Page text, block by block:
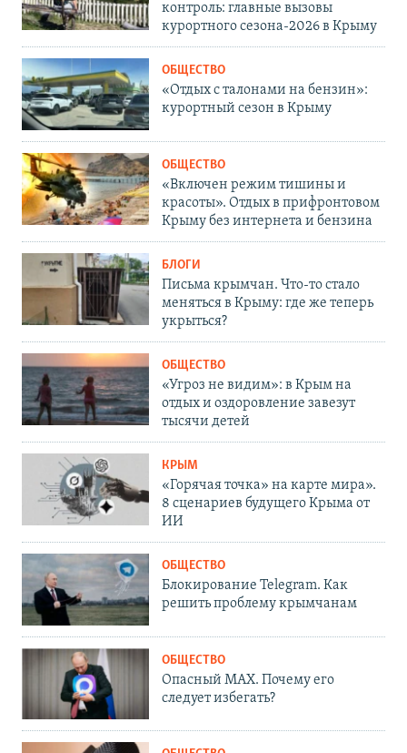
контроль: главные вызовы
курортного сезона-2026 в Крыму
ОБЩЕСТВО
«Отдых с талонами на бензин»:
курортный сезон в Крыму
ОБЩЕСТВО
«Включен режим тишины и
красоты». Отдых в прифронтовом
Крыму без интернета и бензина
БЛОГИ
Письма крымчан. Что-то стало
меняться в Крыму: где же теперь
укрыться?
ОБЩЕСТВО
«Угроз не видим»: в Крым на
отдых и оздоровление завезут
тысячи детей
КРЫМ
«Горячая точка» на карте мира».
8 сценариев будущего Крыма от
ИИ
ОБЩЕСТВО
Блокирование Telegram. Как
решить проблему крымчанам
ОБЩЕСТВО
Опасный MAX. Почему его
следует избегать?